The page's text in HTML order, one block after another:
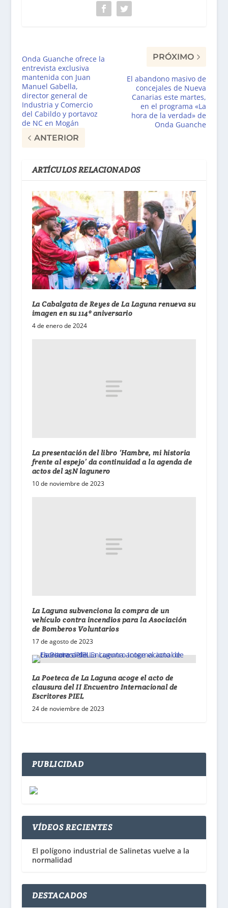
Onda Guanche ofrece la
entrevista exclusiva
mantenida con Juan
Manuel Gabella,
director general de
Industria y Comercio
del Cabildo y portavoz
de NC en Mogán
ANTERIOR
PRÓXIMO
El abandono masivo de
concejales de Nueva
Canarias este martes,
en el programa «La
hora de la verdad» de
Onda Guanche
ARTÍCULOS RELACIONADOS
La Cabalgata de Reyes de La Laguna renueva su
imagen en su 114º aniversario
4 de enero de 2024
La presentación del libro ‘Hambre, mi historia
frente al espejo’ da continuidad a la agenda de
actos del 25N lagunero
10 de noviembre de 2023
La Laguna subvenciona la compra de un
vehículo contra incendios para la Asociación
de Bomberos Voluntarios
17 de agosto de 2023
La Poeteca de La Laguna acoge el acto de
clausura del II Encuentro Internacional de
Escritores PIEL
24 de noviembre de 2023
PUBLICIDAD
VÍDEOS RECIENTES
El polígono industrial de Salinetas vuelve a la
normalidad
DESTACADOS